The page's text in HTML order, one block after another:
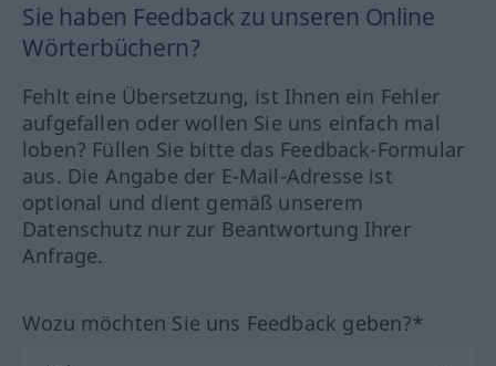
Sie haben Feedback zu unseren Online
Wörterbüchern?
Fehlt eine Übersetzung, ist Ihnen ein Fehler
aufgefallen oder wollen Sie uns einfach mal
loben? Füllen Sie bitte das Feedback-Formular
aus. Die Angabe der E-Mail-Adresse ist
optional und dient gemäß unserem
Datenschutz nur zur Beantwortung Ihrer
Anfrage.
Wozu möchten Sie uns Feedback geben?*